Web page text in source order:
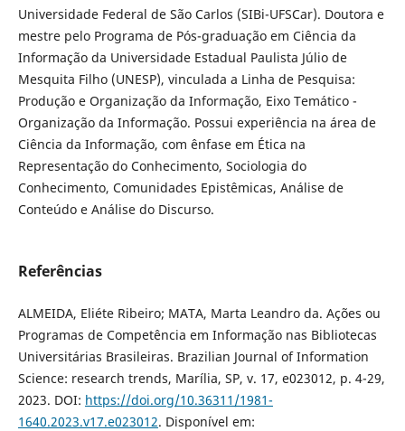
Universidade Federal de São Carlos (SIBi-UFSCar). Doutora e
mestre pelo Programa de Pós-graduação em Ciência da
Informação da Universidade Estadual Paulista Júlio de
Mesquita Filho (UNESP), vinculada a Linha de Pesquisa:
Produção e Organização da Informação, Eixo Temático -
Organização da Informação. Possui experiência na área de
Ciência da Informação, com ênfase em Ética na
Representação do Conhecimento, Sociologia do
Conhecimento, Comunidades Epistêmicas, Análise de
Conteúdo e Análise do Discurso.
Referências
ALMEIDA, Eliéte Ribeiro; MATA, Marta Leandro da. Ações ou
Programas de Competência em Informação nas Bibliotecas
Universitárias Brasileiras. Brazilian Journal of Information
Science: research trends, Marília, SP, v. 17, e023012, p. 4-29,
2023. DOI: https://doi.org/10.36311/1981-
1640.2023.v17.e023012. Disponível em: